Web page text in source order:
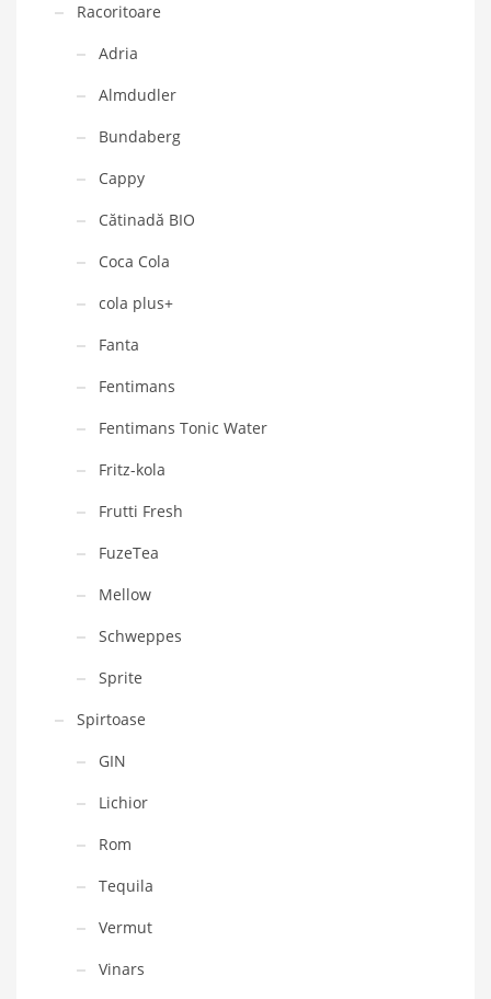
Racoritoare
Adria
Almdudler
Bundaberg
Cappy
Cătinadă BIO
Coca Cola
cola plus+
Fanta
Fentimans
Fentimans Tonic Water
Fritz-kola
Frutti Fresh
FuzeTea
Mellow
Schweppes
Sprite
Spirtoase
GIN
Lichior
Rom
Tequila
Vermut
Vinars